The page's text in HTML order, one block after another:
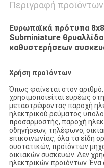
Περιγραφή προϊόντων
Ευρωπαϊκά πρότυπα
Subminiature
καθυστερήσεων
Χρήση προϊόντων
Όπως φαίνεται στον
χρησιμοποιείται ευρέως
μεταστρέφοντας παροχή
ηλεκτρικού ρεύματος
προσαρμοστής, παροχή
οδηγήσεων, τηλέφωνο,
επικοινωνίας, όλα τα είδη
συστατικών, προϊόντων
οικιακών συσκευών. Δεν
ηλεκτρικών προϊόντων.